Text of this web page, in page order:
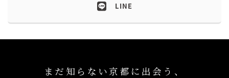
LINE
まだ知らない京都に出会う、